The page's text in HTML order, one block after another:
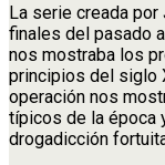
La serie creada
finales del pasado
nos mostraba los
principios del siglo
operación nos
típicos de la época
drogadicción